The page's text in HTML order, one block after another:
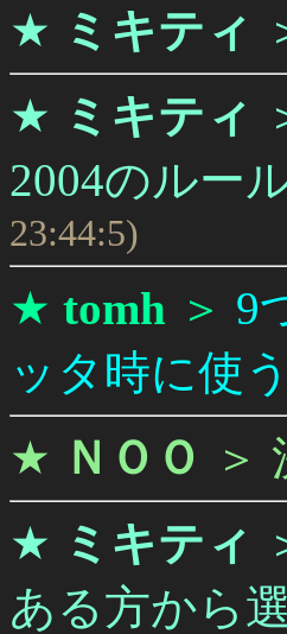
★ ミキティ
★ ミキティ
2004のルー
23:44:5)
★ tomh ＞ 9
ッタ時に使う
★ ＮＯＯ ＞
★ ミキティ
ある方から